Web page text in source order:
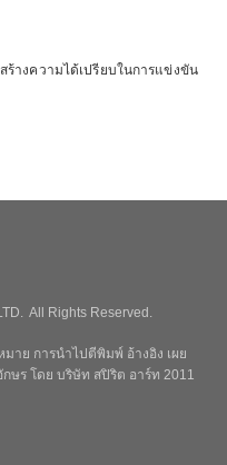
ร้างความได้เปรียบในการแข่งขัน
All Rights Reserved.
าย การนำไปตีพิมพ์ อ้างอิง เผย
ษร โดย บริษัท สปิริต อาร์ท 2011